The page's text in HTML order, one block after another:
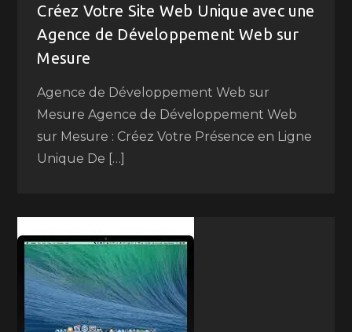
Créez Votre Site Web Unique avec une
Agence de Développement Web sur
Mesure
Agence de Développement Web sur
Mesure Agence de Développement Web
sur Mesure : Créez Votre Présence en Ligne
Unique De […]